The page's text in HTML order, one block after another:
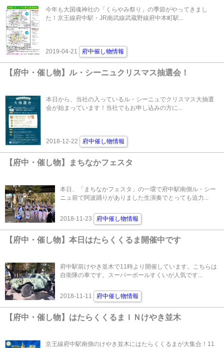
今年も大国魂神社の「くらやみ祭り」の季節がやってきまし
た！京王線府中駅・JR南武線武蔵野線府中本町駅...
2019-04-21 府中催し物情報
【府中・催し物】ル・シーニュクリスマス抽選会！
本日から、当社の入っているル・シーニュでクリスマス大抽選
会が始まっています！当社でもお申し込みの方に...
2018-12-22 府中催し物情報
【府中・催し物】まちなかフェスタ
本日、「まちなかフェスタ」の一環で府中駅南側ル・シー
ニュ前で阿波踊りがありました生演奏でとっても迫力...
2018-11-23 府中催し物情報
【府中・催し物】本日はたらくくるま開催中です
府中駅前けやき並木で11時より開催しています。こちらは
自衛隊の車です。スーパーボールすくいが人気です...
2018-11-11 府中催し物情報
【府中・催し物】はたらくくるまＩＮけやき並木
京王線府中駅南側のけやき並木にはたらくくるまが大集合！11